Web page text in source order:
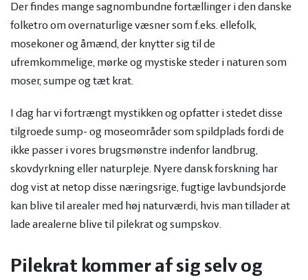
og
ledelse
Øvrige
Der findes mange sagnombundne fortællinger i den danske
folketro om overnaturlige væsner som f.eks. ellefolk,
mosekoner og åmænd, der knytter sig til de
ufremkommelige, mørke og mystiske steder i naturen som
moser, sumpe og tæt krat.
I dag har vi fortrængt mystikken og opfatter i stedet disse
tilgroede sump- og moseområder som spildplads fordi de
ikke passer i vores brugsmønstre indenfor landbrug,
skovdyrkning eller naturpleje. Nyere dansk forskning har
dog vist at netop disse næringsrige, fugtige lavbundsjorde
kan blive til arealer med høj naturværdi, hvis man tillader at
lade arealerne blive til pilekrat og sumpskov.
Pilekrat kommer af sig selv og